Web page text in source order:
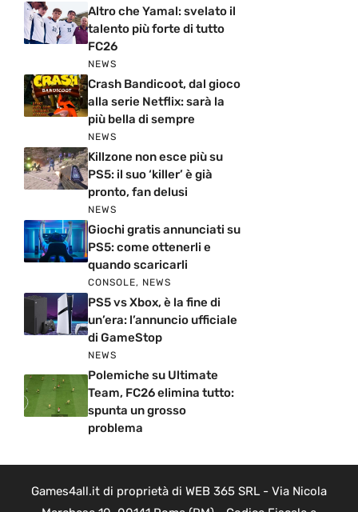
Altro che Yamal: svelato il
talento più forte di tutto
FC26
NEWS
Crash Bandicoot, dal gioco
alla serie Netflix: sarà la
più bella di sempre
NEWS
Killzone non esce più su
PS5: il suo ‘killer’ è già
pronto, fan delusi
NEWS
Giochi gratis annunciati su
PS5: come ottenerli e
quando scaricarli
CONSOLE, NEWS
PS5 vs Xbox, è la fine di
un’era: l’annuncio ufficiale
di GameStop
NEWS
Polemiche su Ultimate
Team, FC26 elimina tutto:
spunta un grosso
problema
Games4all.it di proprietà di WEB 365 SRL - Via Nicola